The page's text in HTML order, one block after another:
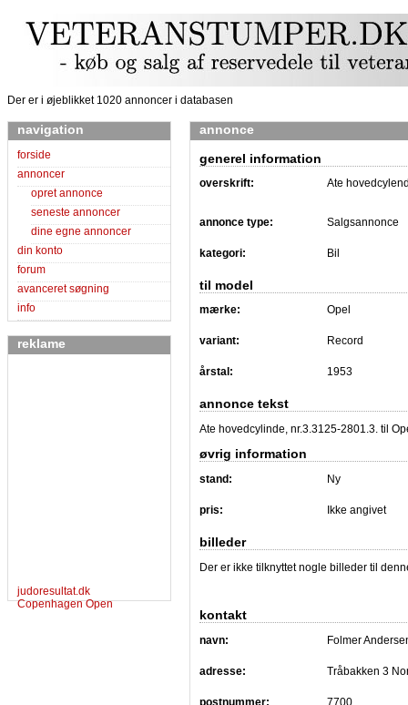
Der er i øjeblikket 1020 annoncer i databasen
navigation
forside
annoncer
opret annonce
seneste annoncer
dine egne annoncer
din konto
forum
avanceret søgning
info
reklame
judoresultat.dk
Copenhagen Open
annonce
generel information
overskrift: Ate
annonce type: Salgsannonce
kategori: Bil
til model
mærke: Opel
variant: Record
årstal: 1953
annonce tekst
Ate hovedcylinde, nr.3.3125-2801.3. til
øvrig information
stand: Ny
pris: Ikke angivet
billeder
Der er ikke tilknyttet nogle billeder til
kontakt
navn: Folmer
adresse: Tråbakken 3
postnummer: 7700